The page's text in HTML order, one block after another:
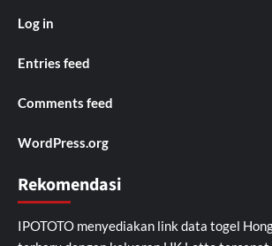
Log in
Entries feed
Comments feed
WordPress.org
Rekomendasi
IPOTOTO menyediakan link data togel